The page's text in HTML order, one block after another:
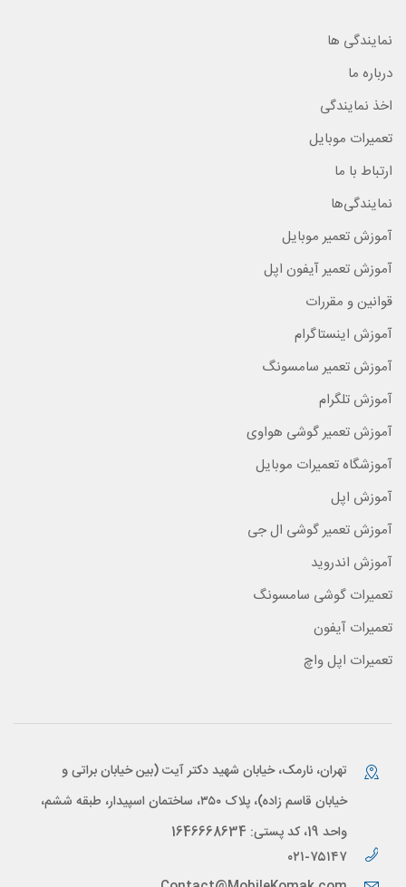
نمایندگی ها
درباره ما
اخذ نمایندگی
تعمیرات موبایل
ارتباط با ما
نمایندگی‌ها
آموزش تعمیر موبایل
آموزش تعمیر آیفون اپل
قوانین و مقررات
آموزش اینستاگرام
آموزش تعمیر سامسونگ
آموزش تلگرام
آموزش تعمیر گوشی هواوی
آموزشگاه تعمیرات موبایل
آموزش اپل
آموزش تعمیر گوشی ال جی
آموزش اندروید
تعمیرات گوشی سامسونگ
تعمیرات آیفون
تعمیرات اپل واچ
تهران، نارمک، خیابان شهید دکتر آیت (بین خیابان براتی و
خیابان قاسم زاده)، پلاک ۳۵۰، ساختمان اسپیدار، طبقه ششم،
واحد 19، کد پستی: 1646668634
۰۲۱-۷۵۱۴۷